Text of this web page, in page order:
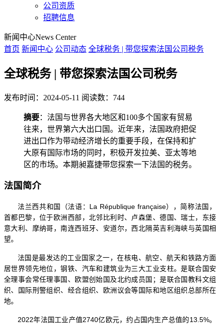
公司资质
招聘信息
新闻中心News Center
首页 新闻中心 公司动态 全球税务 | 带您探索法国公司税务
全球税务 | 带您探索法国公司税务
发布时间：2024-05-11 阅读数：744
摘要：法国与世界各大地区和100多个国家有贸易
往来，世界第六大出口国。近年来，法国政府把促
进出口作为带动经济增长的重要手段，在保持和扩
大原有国际市场的同时，积极开发拉美、亚太等地
区的市场。本期昶嘉捷带您探索一下法国的税务。
法国简介
法兰西共和国（法语： La République française），简称法国，
首都巴黎，位于欧洲西部，北邻比利时、卢森堡、德国、瑞士，东接
意大利、摩纳哥，南连西班牙、安道尔，西北隔英吉利海峡与英国相
望。
法国是最发达的工业国家之一，在核电、航空、航天和铁路方面
居世界领先地位，钢铁、汽车和建筑业为三大工业支柱。是联合国安
全理事会常任理事国、欧盟创始国及北约成员国；是联合国教科文组
织、国际刑警组织、经合组织、欧洲议会等国际和地区组织总部所在
地。
2022年法国工业产值2740亿欧元，约占国内生产总值的13.5%。